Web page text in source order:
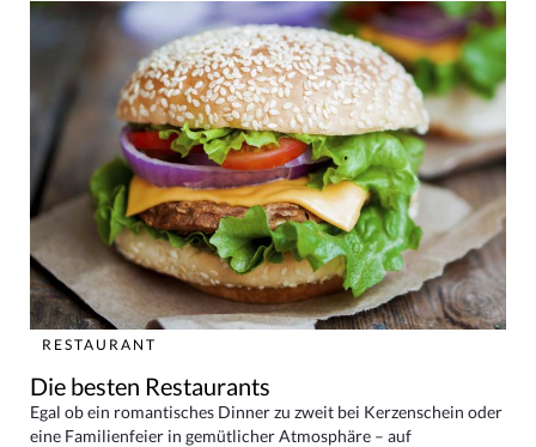
RESTAURANT
Die besten Restaurants
Egal ob ein romantisches Dinner zu zweit bei Kerzenschein oder
eine Familienfeier in gemütlicher Atmosphäre – auf